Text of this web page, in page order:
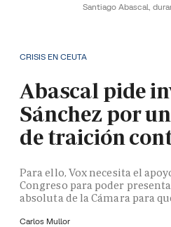
Santiago Abascal,
CRISIS EN CEUTA
Abascal pide
Sánchez por
de traición
Para ello, Vox necesita el
Congreso para poder
absoluta de la Cámara para
Carlos Mullor